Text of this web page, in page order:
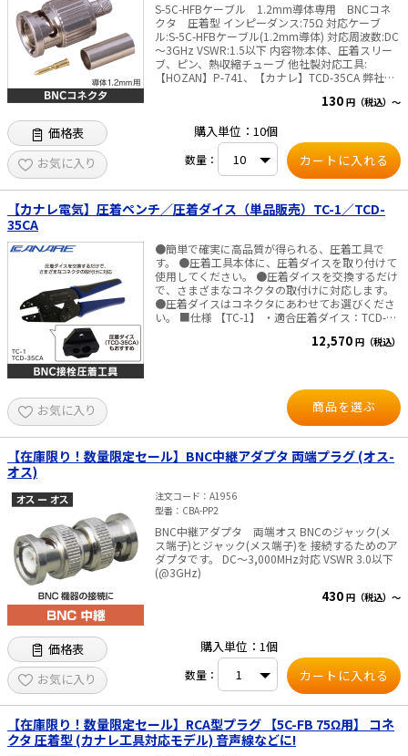
S-5C-HFBケーブル 1.2mm導体専用 BNCコネ
クタ 圧着型 インピーダンス:75Ω 対応ケーブ
ル:S-5C-HFBケーブル(1.2mm導体) 対応周波数:DC
～3GHz VSWR:1.5以下 内容物:本体、圧着スリー
ブ、ピン、熱収縮チューブ 他社製対応工具:
【HOZAN】P-741、【カナレ】TCD-35CA 弊社対
130 円（税込）～
価格表
お気に入り
購入単位：10個
数量：
【カナレ電気】圧着ペンチ／圧着ダイス（単品販売）TC-1／TCD-
35CA
●簡単で確実に高品質が得られる、圧着工具で
す。 ●圧着工具本体に、圧着ダイスを取り付けて
使用してください。 ●圧着ダイスを交換するだけ
で、さまざまなコネクタの取付けに対応します。
●圧着ダイスはコネクタにあわせてお選びくださ
い。 ■仕様 【TC-1】 ・適合圧着ダイス：TCD-
35D、TCD-35DF、TCD-4CA、TCD-451CA、TCD-
D33UHD、BCP-B25HD、BCP-B25HW、BCP-
B3F、BCP-B45HW、BCP-B53、BCP-A25、BCP-
A25F、BCP-A3、BCP-A3AHD、BCP-A3F、BCP-
A33、BCP-A5、BCP-A5F、BCP-VA3、BCP-VA5、
BCP-LC3、BCP-LC3F、BCP-LC5、MBCP-C25F、
MBCP-C3F、MCF-V5C3、MCM-V5C3、RCAP-
RCAP-C5A、FP-C25HD、FP-C3、FP-C3F、FP-
C53A、FP-C5、SPP-C33-CL
12,570 円（税込）
お気に入り 商品を選ぶ
【在庫限り！数量限定セール】BNC中継アダプタ 両端プラグ (オス-
オス)
注文コード
A1956
型番
CBA-PP2
BNC中継アダプタ 両端オス BNCのジャック(メ
ス端子)とジャック(メス端子)を 接続するためのア
ダプタです。 DC～3,000MHz対応 VSWR 3.0以下
(@3GHz)
430 円（税込）～
価格表
お気に入り
購入単位：1個
数量：
【在庫限り！数量限定セール】RCA型プラグ 【5C-FB 75Ω用】 コネ
クタ 圧着型 (カナレ工具対応モデル) 音声線などに!